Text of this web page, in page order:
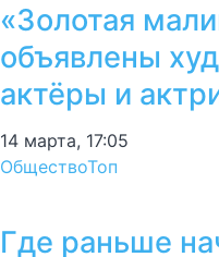
«Золотая
объявлены
актёры и
14 марта, 17:05
ОбществоТоп
Где раньше